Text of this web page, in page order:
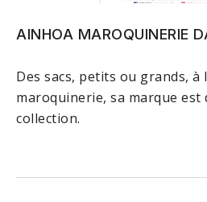
AINHOA MAROQUINERIE
Des sacs, petits ou grands, à
maroquinerie, sa marque est
collection.